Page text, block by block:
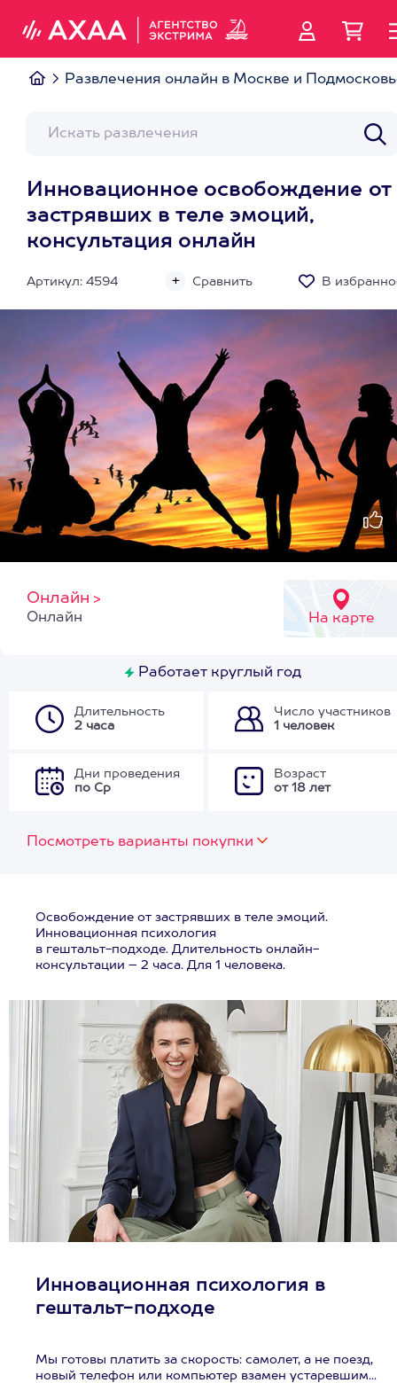
Развлечения онлайн в Москве и
Инновационное освобождение от
застрявших в теле эмоций,
консультация онлайн
Артикул: 4594 Сравнить В
Онлайн >
На карте
Онлайн
Работает круглый год
Длительность
2 часа
Число участников
1 человек
Дни проведения
по Ср
Возраст
от 18 лет
Посмотреть варианты покупки
Освобождение от застрявших в теле эмоций.
Инновационная психология
в гештальт-подходе. Длительность онлайн-
консультации – 2 часа. Для 1 человека.
Инновационная психология в
гештальт-подходе
Мы готовы платить за скорость: самолет, а не поезд,
новый телефон или компьютер взамен устаревшим...